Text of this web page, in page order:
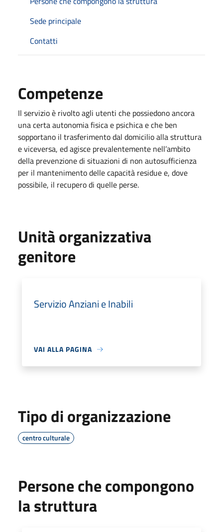
Sede principale
Contatti
Competenze
Il servizio è rivolto agli utenti che possiedono ancora
una certa autonomia fisica e psichica e che ben
sopportano il trasferimento dal domicilio alla struttura
e viceversa, ed agisce prevalentemente nell’ambito
della prevenzione di situazioni di non autosufficienza
per il mantenimento delle capacità residue e, dove
possibile, il recupero di quelle perse.
Unità organizzativa
genitore
Servizio Anziani e Inabili
VAI ALLA PAGINA
Tipo di organizzazione
centro culturale
Persone che compongono
la struttura